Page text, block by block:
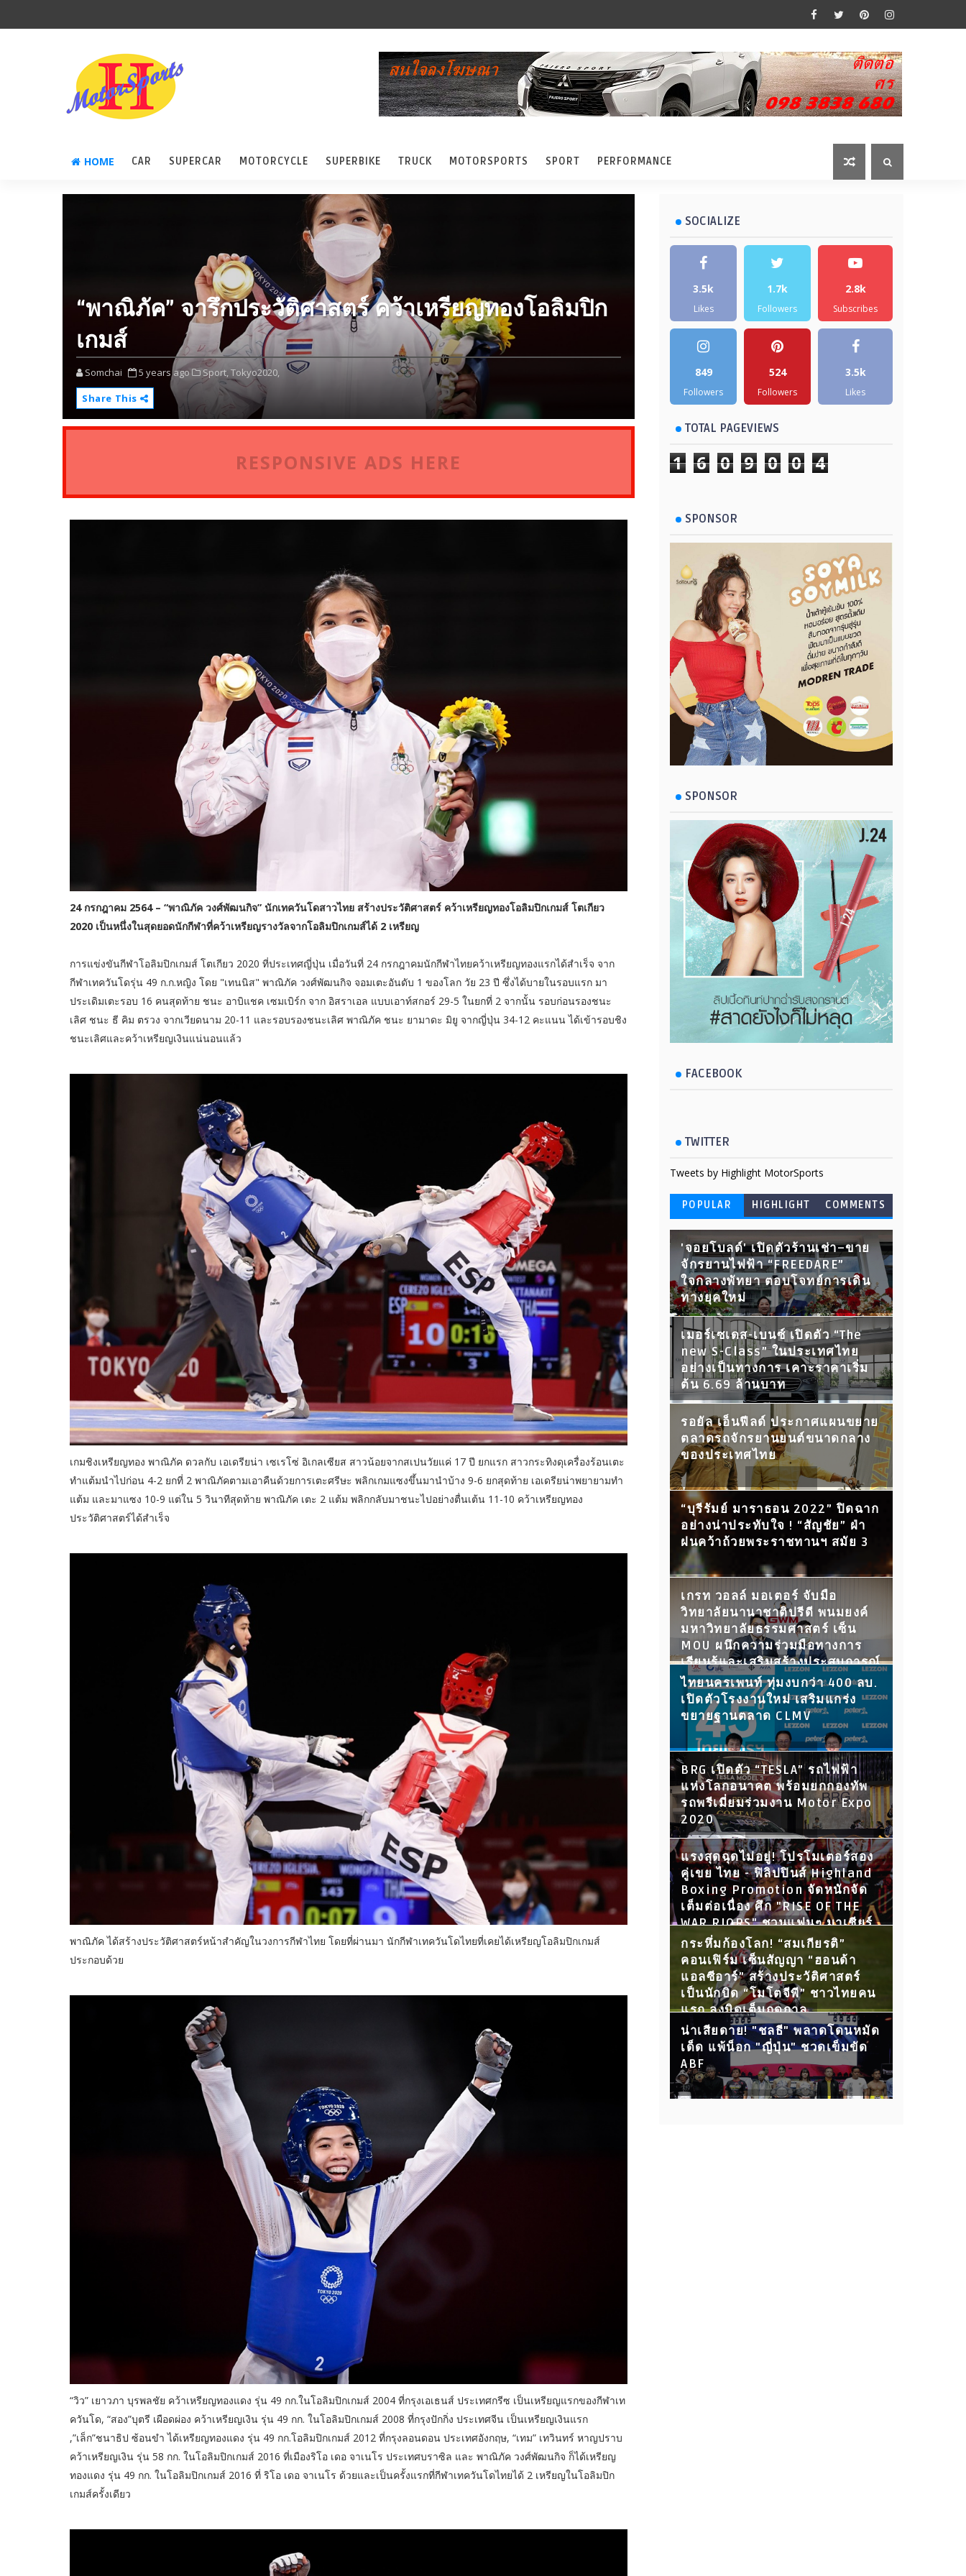
HOME CAR SUPERCAR MOTORCYCLE SUPERBIKE TRUCK MOTORSPORTS SPORT PERFORMANCE
“พาณิภัค” จารึกประวัติศาสตร์ คว้าเหรียญทองโอลิมปิก
เกมส์
Somchai 5 years ago Sport,Tokyo2020,
Share This
RESPONSIVE ADS HERE
24 กรกฎาคม 2564 – “พาณิภัค วงศ์พัฒนกิจ” นักเทควันโดสาวไทย สร้างประวัติศาสตร์ คว้าเหรียญทองโอลิมปิกเกมส์ โตเกียว
2020 เป็นหนึ่งในสุดยอดนักกีฬาที่คว้าเหรียญรางวัลจากโอลิมปิกเกมส์ได้ 2 เหรียญ
การแข่งขันกีฬาโอลิมปิกเกมส์ โตเกียว 2020 ที่ประเทศญี่ปุ่น เมื่อวันที่ 24 กรกฎาคมนักกีฬาไทยคว้าเหรียญทองแรกได้สำเร็จ จาก
กีฬาเทควันโดรุ่น 49 ก.ก.หญิง โดย "เทนนิส" พาณิภัค วงศ์พัฒนกิจ จอมเตะอันดับ 1 ของโลก วัย 23 ปี ซึ่งได้บายในรอบแรก มา
ประเดิมเตะรอบ 16 คนสุดท้าย ชนะ อาบิแชค เซมเบิร์ก จาก อิสราเอล แบบเอาท์สกอร์ 29-5 ในยกที่ 2 จากนั้น รอบก่อนรองชนะ
เลิศ ชนะ ธี คิม ตรวง จากเวียดนาม 20-11 และรอบรองชนะเลิศ พาณิภัค ชนะ ยามาดะ มิยู จากญี่ปุ่น 34-12 คะแนน ได้เข้ารอบชิง
ชนะเลิศและคว้าเหรียญเงินแน่นอนแล้ว
เกมชิงเหรียญทอง พาณิภัค ดวลกับ เอเดรียน่า เซเรโซ่ อิเกลเซียส สาวน้อยจากสเปนวัยแค่ 17 ปี ยกแรก สาวกระทิงดุเครื่องร้อนเตะ
ทำแต้มนำไปก่อน 4-2 ยกที่ 2 พาณิภัคตามเอาคืนด้วยการเตะศรีษะ พลิกเกมแซงขึ้นมานำบ้าง 9-6 ยกสุดท้าย เอเดรียน่าพยายามทำ
แต้ม และมาแซง 10-9 แต่ใน 5 วินาทีสุดท้าย พาณิภัค เตะ 2 แต้ม พลิกกลับมาชนะไปอย่างตื่นเต้น 11-10 คว้าเหรียญทอง
ประวัติศาสตร์ได้สำเร็จ
พาณิภัค ได้สร้างประวัติศาสตร์หน้าสำคัญในวงการกีฬาไทย โดยที่ผ่านมา นักกีฬาเทควันโดไทยที่เคยได้เหรียญโอลิมปิกเกมส์
ประกอบด้วย
“วิว” เยาวภา บุรพลชัย คว้าเหรียญทองแดง รุ่น 49 กก.ในโอลิมปิกเกมส์ 2004 ที่กรุงเอเธนส์ ประเทศกรีซ เป็นเหรียญแรกของกีฬาเท
ควันโด, “สอง”บุตรี เผือดผ่อง คว้าเหรียญเงิน รุ่น 49 กก. ในโอลิมปิกเกมส์ 2008 ที่กรุงปักกิ่ง ประเทศจีน เป็นเหรียญเงินแรก
,”เล็ก”ชนาธิป ซ้อนขำ ได้เหรียญทองแดง รุ่น 49 กก.โอลิมปิกเกมส์ 2012 ที่กรุงลอนดอน ประเทศอังกฤษ, “เทม” เทวินทร์ หาญปราบ
คว้าเหรียญเงิน รุ่น 58 กก. ในโอลิมปิกเกมส์ 2016 ที่เมืองริโอ เดอ จาเนโร ประเทศบราซิล และ พาณิภัค วงศ์พัฒนกิจ ก็ได้เหรียญ
ทองแดง รุ่น 49 กก. ในโอลิมปิกเกมส์ 2016 ที่ ริโอ เดอ จาเนโร ด้วยและเป็นครั้งแรกที่กีฬาเทควันโดไทยได้ 2 เหรียญในโอลิมปิก
เกมส์ครั้งเดียว
SOCIALIZE
3.5k
Likes
1.7k
Followers
2.8k
Subscribes
849
Followers
524
Followers
3.5k
Likes
TOTAL PAGEVIEWS
1 6 0 9 0 0 4
SPONSOR
SPONSOR
FACEBOOK
TWITTER
Tweets by Highlight MotorSports
POPULAR HIGHLIGHT COMMENTS
'จอยโบลด์' เปิดตัวร้านเช่า–ขาย
จักรยานไฟฟ้า “FREEDARE”
ใจกลางพัทยา ตอบโจทย์การเดิน
ทางยุคใหม่
เมอร์เซเดส-เบนซ์ เปิดตัว “The
new S-Class” ในประเทศไทย
อย่างเป็นทางการ เคาะราคาเริ่ม
ต้น 6.69 ล้านบาท
รอยัล เอ็นฟีลด์ ประกาศแผนขยาย
ตลาดรถจักรยานยนต์ขนาดกลาง
ของประเทศไทย
“บุรีรัมย์ มาราธอน 2022” ปิดฉาก
อย่างน่าประทับใจ ! “สัญชัย” ฝ่า
ฝนคว้าถ้วยพระราชทานฯ สมัย 3
เกรท วอลล์ มอเตอร์ จับมือ
วิทยาลัยนานาชาติปรีดี พนมยงค์
มหาวิทยาลัยธรรมศาสตร์ เซ็น
MOU ผนึกความร่วมมือทางการ
เรียนรู้และเสริมสร้างประสบการณ์
ให้นักศึกษา พร้อมเปิดประตูสู่โลก
การทำงานในอนาคต
ไทยนครเพนท์ ทุ่มงบกว่า 400 ลบ.
เปิดตัวโรงงานใหม่ เสริมแกร่ง
ขยายฐานตลาด CLMV
BRG เปิดตัว “TESLA” รถไฟฟ้า
แห่งโลกอนาคต พร้อมยกกองทัพ
รถพรีเมี่ยมร่วมงาน Motor Expo
2020
แรงสุดฉุดไม่อยู่! โปรโมเตอร์สอง
คู่เขย ไทย - ฟิลิปปินส์ Highland
Boxing Promotion จัดหนักจัด
เต็มต่อเนื่อง ศึก "RISE OF THE
WAR RIORS" ชวนแฟนๆ มาเชียร์
กับ 15 คู่ขุนพลนักสู้ ห้ามพลาด!
กระหึ่มก้องโลก! “สมเกียรติ”
คอนเฟิร์ม เซ็นสัญญา “ฮอนด้า
แอลซีอาร์” สร้างประวัติศาสตร์
เป็นนักบิด “โมโตจีพี” ชาวไทยคน
แรก ลงบิดเต็มฤดูกาล
น่าเสียดาย! "ชลธี" พลาดโดนหมัด
เด็ด แพ้น็อก "ญี่ปุ่น" ชวดเข็มขัด
ABF